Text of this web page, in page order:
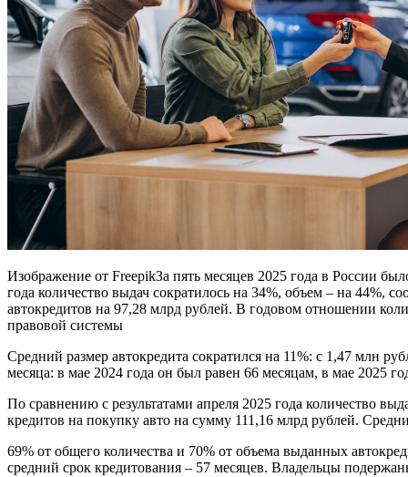
Изображение от FreepikЗа пять месяцев 2025 года в России
года количество выдач сократилось на 34%, объем – на
автокредитов на 97,28 млрд рублей. В годовом отношении
правовой системы
Средний размер автокредита сократился на 11%: с 1,47 млн
месяца: в мае 2024 года он был равен 66 месяцам, в мае 2025
По сравнению с результатами апреля 2025 года количество
кредитов на покупку авто на сумму 111,16 млрд рублей.
69% от общего количества и 70% от объема выданных
средний срок кредитования – 57 месяцев. Владельцы